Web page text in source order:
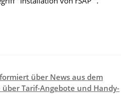
über News aus dem
Tarif-Angebote und Handy-